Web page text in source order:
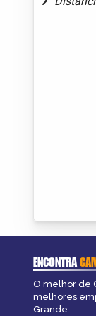
ENCONTRA
O melhor de
melhores
Grande.